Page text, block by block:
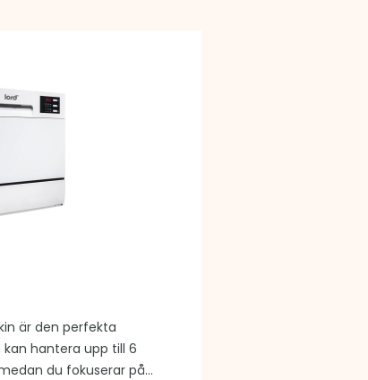
är den perfekta
hantera upp till 6
du fokuserar på